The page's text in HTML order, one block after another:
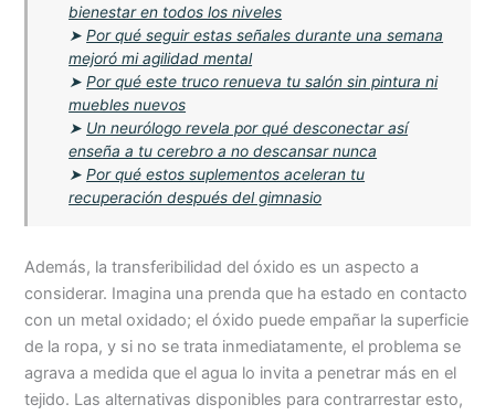
bienestar en todos los niveles
➤Por qué seguir estas señales durante una semana
mejoró mi agilidad mental
➤Por qué este truco renueva tu salón sin pintura ni
muebles nuevos
➤ Un neurólogo revela por qué desconectar así
enseña a tu cerebro a no descansar nunca
➤Por qué estos suplementos aceleran tu
recuperación después del gimnasio
Además, la transferibilidad del óxido es un aspecto a
considerar. Imagina una prenda que ha estado en contacto
con un metal oxidado; el óxido puede empañar la superficie
de la ropa, y si no se trata inmediatamente, el problema se
agrava a medida que el agua lo invita a penetrar más en el
tejido. Las alternativas disponibles para contrarrestar esto,